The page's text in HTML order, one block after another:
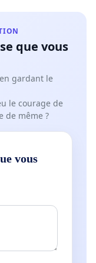
que vous
gardant le
le courage de
de même ?
vous